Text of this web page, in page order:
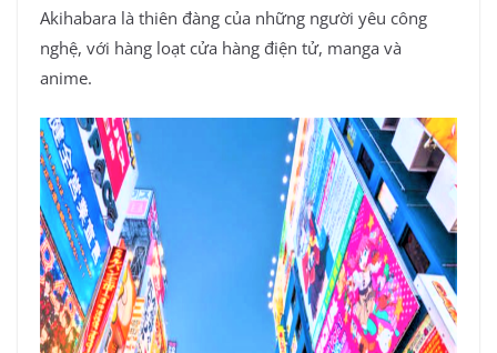
Akihabara là thiên đàng của những người yêu công
nghệ, với hàng loạt cửa hàng điện tử, manga và
anime.